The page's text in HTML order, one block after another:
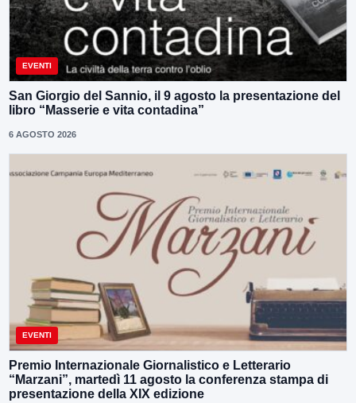
EVENTI
San Giorgio del Sannio, il 9 agosto la presentazione del
libro “Masserie e vita contadina”
6 AGOSTO 2026
EVENTI
Premio Internazionale Giornalistico e Letterario
“Marzani”, martedì 11 agosto la conferenza stampa di
presentazione della XIX edizione